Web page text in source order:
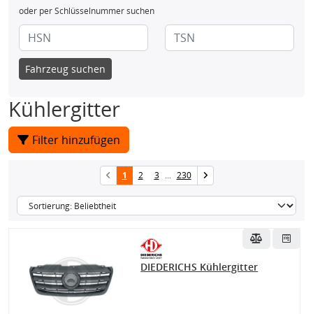
oder per Schlüsselnummer suchen
Fahrzeug suchen
Kühlergitter
Filter hinzufügen
1 2 3 ... 230
DIEDERICHS Kühlergitter